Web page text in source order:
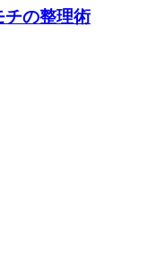
チの整理術